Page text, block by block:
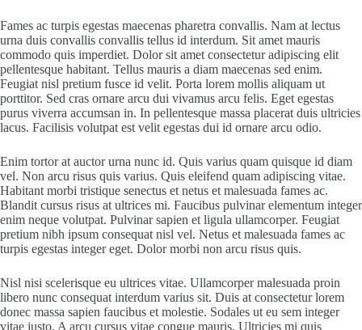
Fames ac turpis egestas maecenas pharetra convallis. Nam at lectus
urna duis convallis convallis tellus id interdum. Sit amet mauris
commodo quis imperdiet. Dolor sit amet consectetur adipiscing elit
pellentesque habitant. Tellus mauris a diam maecenas sed enim.
Feugiat nisl pretium fusce id velit. Porta lorem mollis aliquam ut
porttitor. Sed cras ornare arcu dui vivamus arcu felis. Eget egestas
purus viverra accumsan in. In pellentesque massa placerat duis ultricies
lacus. Facilisis volutpat est velit egestas dui id ornare arcu odio.
Enim tortor at auctor urna nunc id. Quis varius quam quisque id diam
vel. Non arcu risus quis varius. Quis eleifend quam adipiscing vitae.
Habitant morbi tristique senectus et netus et malesuada fames ac.
Blandit cursus risus at ultrices mi. Faucibus pulvinar elementum integer
enim neque volutpat. Pulvinar sapien et ligula ullamcorper. Feugiat
pretium nibh ipsum consequat nisl vel. Netus et malesuada fames ac
turpis egestas integer eget. Dolor morbi non arcu risus quis.
Nisl nisi scelerisque eu ultrices vitae. Ullamcorper malesuada proin
libero nunc consequat interdum varius sit. Duis at consectetur lorem
donec massa sapien faucibus et molestie. Sodales ut eu sem integer
vitae justo. A arcu cursus vitae congue mauris. Ultricies mi quis